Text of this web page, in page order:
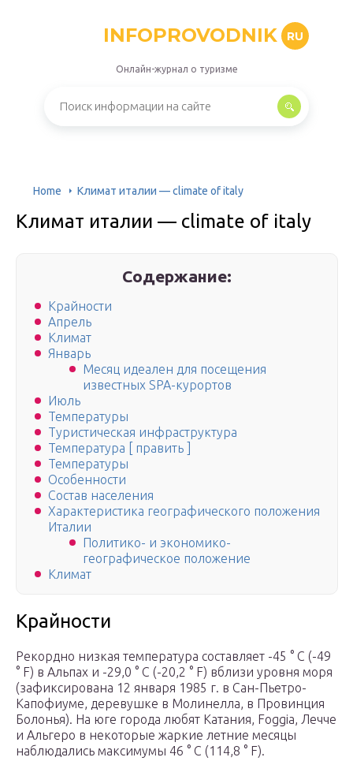
INFOPROVODNIK RU
Онлайн-журнал о туризме
Home Климат италии — climate of italy
Климат италии — climate of italy
Содержание:
Крайности
Апрель
Климат
Январь
Месяц идеален для посещения
известных SPA-курортов
Июль
Температуры
Туристическая инфраструктура
Температура [ править ]
Температуры
Особенности
Состав населения
Характеристика географического положения
Италии
Политико- и экономико-
географическое положение
Климат
Крайности
Рекордно низкая температура составляет -45 ° C (-49
° F) в Альпах и -29,0 ° C (-20,2 ° F) вблизи уровня моря
(зафиксирована 12 января 1985 г. в Сан-Пьетро-
Капофиуме, деревушке в Молинелла, в Провинция
Болонья). На юге города любят Катания, Foggia, Лечче
и Альгеро в некоторые жаркие летние месяцы
наблюдались максимумы 46 ° C (114,8 ° F).